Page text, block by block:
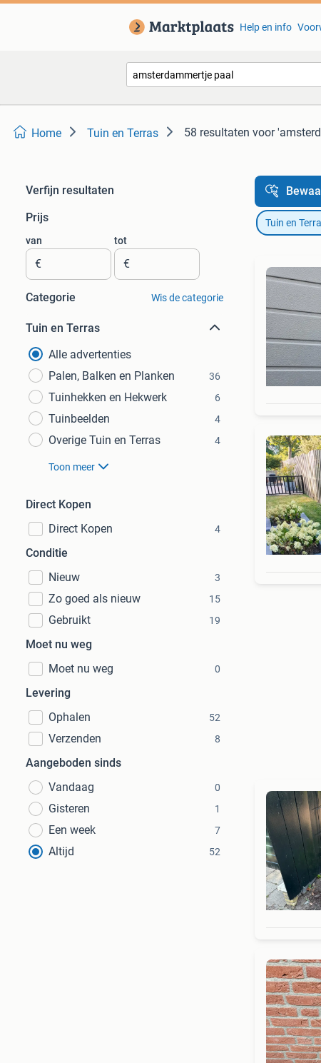
Help en info
Home Tuin en Terras 58 resultaten voor
Verfijn resultaten
Prijs
van
€
tot
€
Categorie Wis de categorie
Tuin en Terras
Alle advertenties
Palen, Balken en Planken
36
Tuinhekken en Hekwerk 6
Tuinbeelden 4
Overige Tuin en Terras 4
Toon meer
Direct Kopen
Direct Kopen
4
Conditie
Nieuw
3
Zo goed als nieuw 15
Gebruikt 19
Moet nu weg
Moet nu weg
0
Levering
Ophalen
52
Verzenden 8
Aangeboden sinds
Vandaag
0
Gisteren 1
Een week 7
Altijd 52
Tuin en